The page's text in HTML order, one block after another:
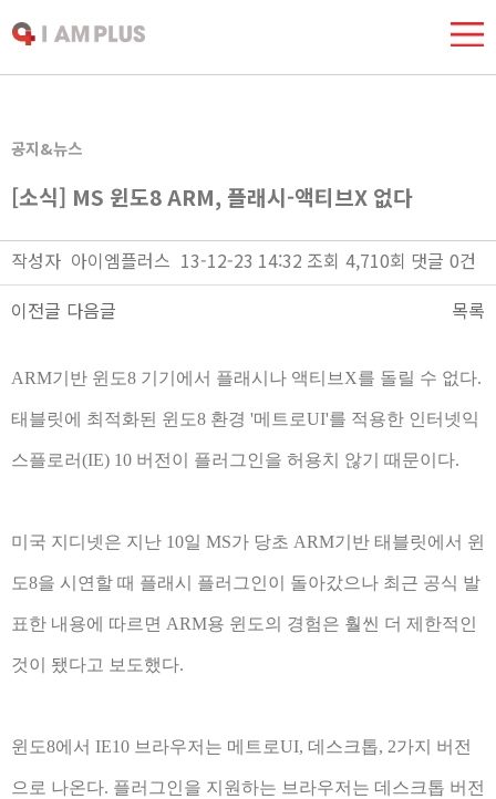
공지&뉴스
[소식] MS 윈도8 ARM, 플래시-액티브X 없다
작성자 아이엠플러스 13-12-23 14:32 조회 4,710회 댓글 0건
이전글 다음글
목록
ARM기반 윈도8 기기에서 플래시나 액티브X를 돌릴 수 없다.
태블릿에 최적화된 윈도8 환경 '메트로UI'를 적용한 인터넷익
스플로러(IE) 10 버전이 플러그인을 허용치 않기 때문이다.
미국 지디넷은 지난 10일 MS가 당초 ARM기반 태블릿에서 윈
도8을 시연할 때 플래시 플러그인이 돌아갔으나 최근 공식 발
표한 내용에 따르면 ARM용 윈도의 경험은 훨씬 더 제한적인
것이 됐다고 보도했다.
윈도8에서 IE10 브라우저는 메트로UI, 데스크톱, 2가지 버전
으로 나온다. 플러그인을 지원하는 브라우저는 데스크톱 버전